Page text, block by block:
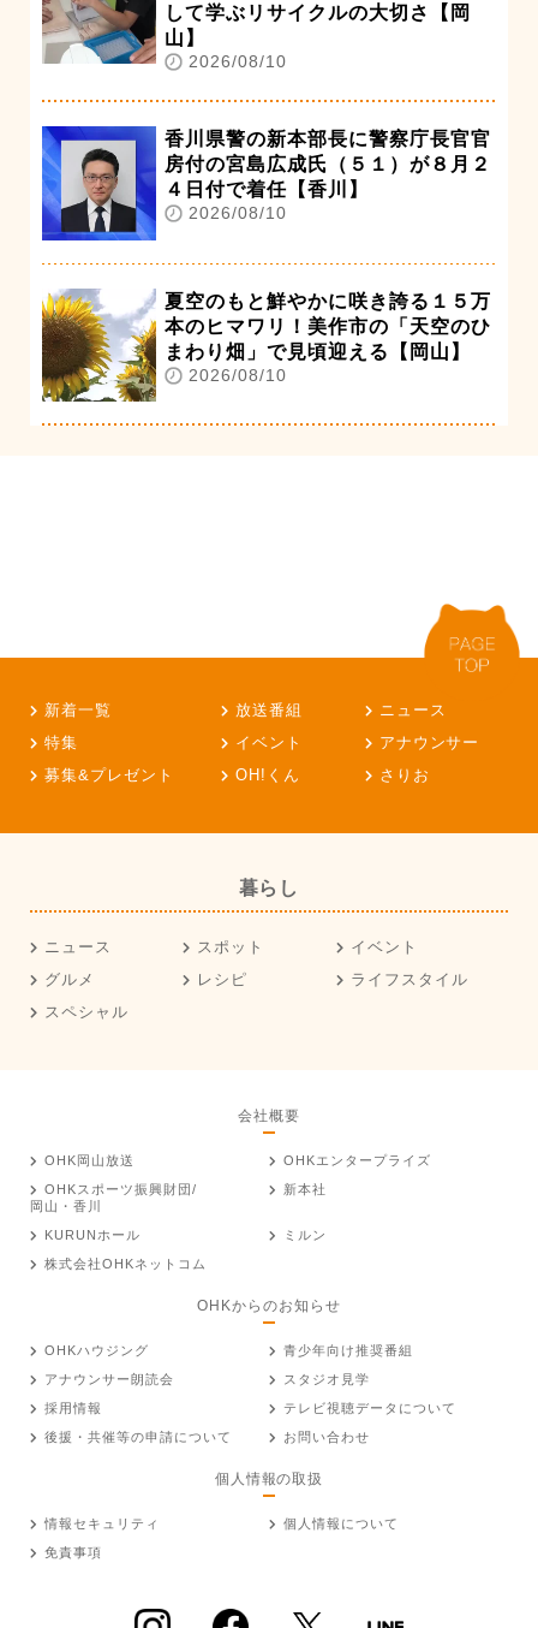
して学ぶリサイクルの大切さ【岡
山】
2026/08/10
香川県警の新本部長に警察庁長官官
房付の宮島広成氏（５１）が８月２
４日付で着任【香川】
2026/08/10
夏空のもと鮮やかに咲き誇る１５万
本のヒマワリ！美作市の「天空のひ
まわり畑」で見頃迎える【岡山】
2026/08/10
新着一覧 放送番組
ニュース
特集
イベント
アナウンサー
募集&プレゼント
OH!くん さりお
暮らし
ニュース スポット
イベント
グルメ
レシピ
ライフスタイル
スペシャル
会社概要
OHK岡山放送
OHKエンタープライズ
OHKスポーツ振興財団/
岡山・香川
新本社
KURUNホール
ミルン
株式会社OHKネットコム
OHKからのお知らせ
OHKハウジング
青少年向け推奨番組
アナウンサー朗読会
スタジオ見学
採用情報
テレビ視聴データについて
後援・共催等の申請について
お問い合わせ
個人情報の取扱
情報セキュリティ
個人情報について
免責事項